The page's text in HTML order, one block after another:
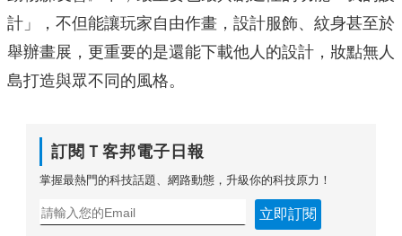
計」，不但能讓玩家自由作畫，設計服飾、紋身甚至於
舉辦畫展，更重要的是還能下載他人的設計，妝點無人
島打造與眾不同的風格。
訂閱Ｔ客邦電子日報
掌握最熱門的科技話題、網路動態，升級你的科技原力！
立即訂閱